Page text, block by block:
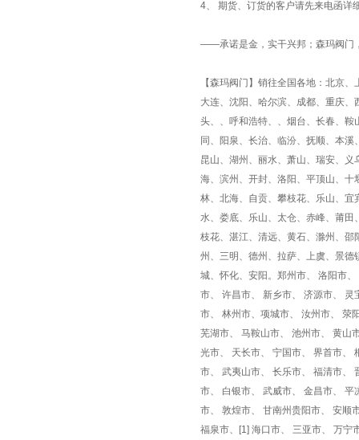
4、 期货、订货的客户请先来电函详
——承诺是金，实干兴邦；森玛阀
【森玛阀门】销往全国各地：北京
大连、沈阳、哈尔滨、成都、重庆
头、、呼和浩特、、烟台、长春、
同、阳泉、长治、临汾、抚顺、本
昆山、湖州、丽水、萧山、瑞安、
海、滨州、开封、洛阳、平顶山、
林、北海、自贡、攀枝花、乐山、
水、娄底、乐山、太仓、赤峰、莆
枝花、湛江、清远、黄石、滁州、
州、三明、德州、拉萨、上虞、景
城、怀化、安阳。郑州市、 洛阳市
市、 许昌市、 新乡市、 济源市、
市、 林州市、项城市、 汝州市、 荥
芜湖市、 马鞍山市、 池州市、 黄山
光市、 天长市、 宁国市、 界首市、
市、 武夷山市、 长乐市、 福清市、
市、 白银市、 武威市、 金昌市、
市、 敦煌市、 甘南州贵阳市、 安顺
福泉市、[1] 海口市、 三亚市、 万宁